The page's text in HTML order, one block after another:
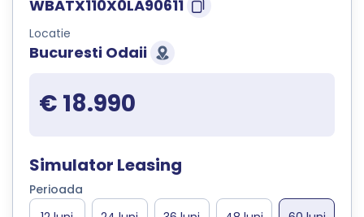
WBATX110X0LA90611
Locatie
Bucuresti Odaii
€ 18.990
Simulator Leasing
Perioada